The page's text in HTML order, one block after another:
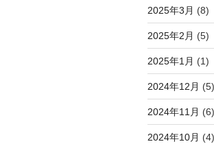
2025年3月 (8)
2025年2月 (5)
2025年1月 (1)
2024年12月 (5)
2024年11月 (6)
2024年10月 (4)